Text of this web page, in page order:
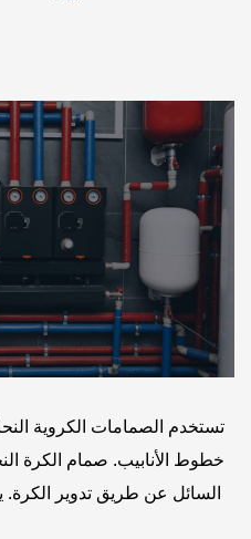
تستخدم الصمامات الكروية
خطوط الأنابيب. صمام الكرة
السائل عن طريق تدوير الكرة.